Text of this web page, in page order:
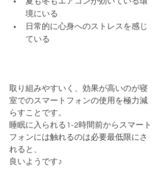
境にいる
日常的に心身へのストレスを感じ
ている
取り組みやすいく、効果が高いのが寝
室でのスマートフォンの使用を極力減
らすことです。
睡眠に入られる1-2時間前からスマート
フォンには触れるのは必要最低限にさ
れると、
良いようです♪